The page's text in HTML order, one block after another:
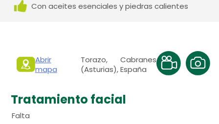
Con aceites esenciales y piedras calientes
Abrir
mapa
Torazo, Cabranes
(Asturias), España
Tratamiento facial
Falta